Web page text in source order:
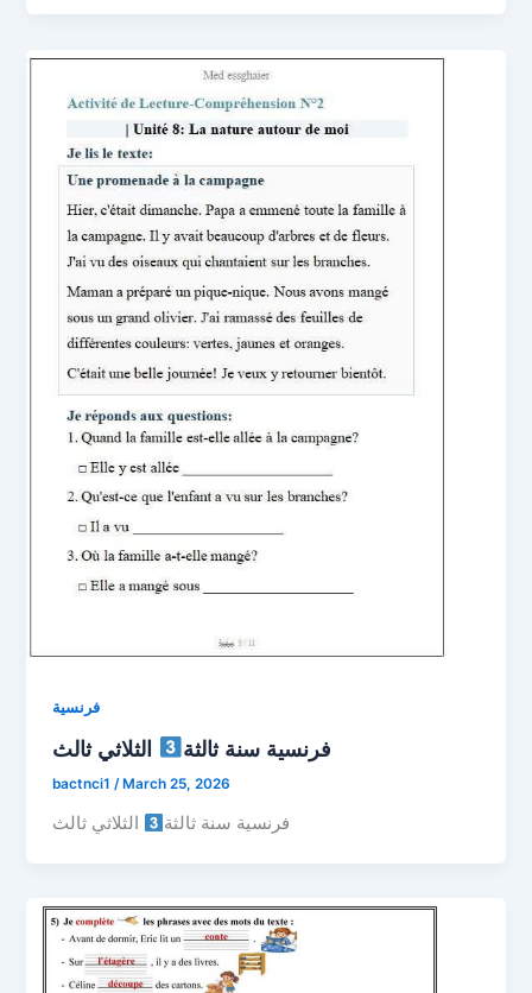
فرنسية
فرنسية سنة ثالثة الثلاثي ثالث
bactnci1/ March 25, 2026
فرنسية سنة ثالثة الثلاثي ثالث